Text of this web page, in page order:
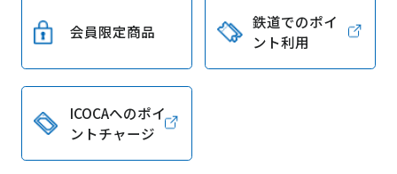
会員限定商品
鉄道でのポイ
ント利用
ICOCAへのポイ
ントチャージ